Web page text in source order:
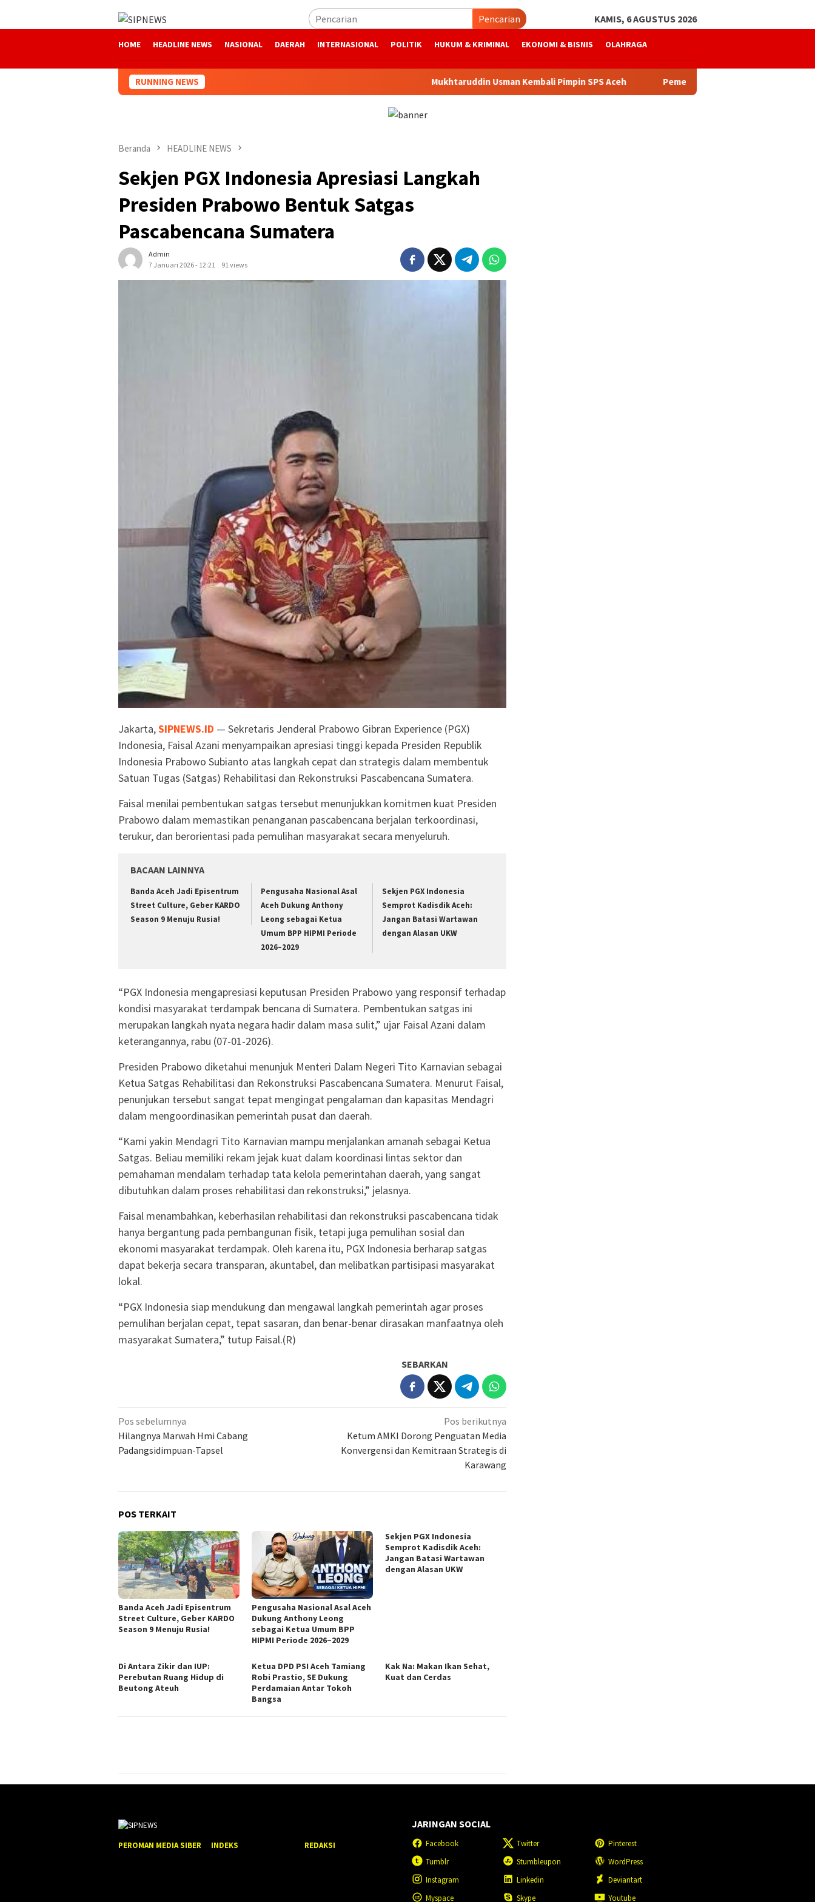
Pencarian KAMIS, 6 AGUSTUS 2026
HOME HEADLINE NEWS NASIONAL DAERAH INTERNASIONAL POLITIK HUKUM & KRIMINAL EKONOMI & BISNIS OLAHRAGA
RUNNING NEWS Mukhtaruddin Usman Kembali Pimpin SPS Aceh Pemerintah Aceh Telusuri Penyebab
Beranda HEADLINE NEWS
Sekjen PGX Indonesia Apresiasi Langkah
Presiden Prabowo Bentuk Satgas
Pascabencana Sumatera
Admin
7 Januari 2026 - 12:21
91 views
Jakarta,SIPNEWS.ID — Sekretaris Jenderal Prabowo Gibran Experience (PGX)
Indonesia, Faisal Azani menyampaikan apresiasi tinggi kepada Presiden Republik
Indonesia Prabowo Subianto atas langkah cepat dan strategis dalam membentuk
Satuan Tugas (Satgas) Rehabilitasi dan Rekonstruksi Pascabencana Sumatera.
Faisal menilai pembentukan satgas tersebut menunjukkan komitmen kuat Presiden
Prabowo dalam memastikan penanganan pascabencana berjalan terkoordinasi,
terukur, dan berorientasi pada pemulihan masyarakat secara menyeluruh.
BACAAN LAINNYA
Banda Aceh Jadi Episentrum
Street Culture, Geber KARDO
Season 9 Menuju Rusia!
Pengusaha Nasional Asal
Aceh Dukung Anthony
Leong sebagai Ketua
Umum BPP HIPMI Periode
2026–2029
Sekjen PGX Indonesia
Semprot Kadisdik Aceh:
Jangan Batasi Wartawan
dengan Alasan UKW
“PGX Indonesia mengapresiasi keputusan Presiden Prabowo yang responsif terhadap
kondisi masyarakat terdampak bencana di Sumatera. Pembentukan satgas ini
merupakan langkah nyata negara hadir dalam masa sulit,” ujar Faisal Azani dalam
keterangannya, rabu (07-01-2026).
Presiden Prabowo diketahui menunjuk Menteri Dalam Negeri Tito Karnavian sebagai
Ketua Satgas Rehabilitasi dan Rekonstruksi Pascabencana Sumatera. Menurut Faisal,
penunjukan tersebut sangat tepat mengingat pengalaman dan kapasitas Mendagri
dalam mengoordinasikan pemerintah pusat dan daerah.
“Kami yakin Mendagri Tito Karnavian mampu menjalankan amanah sebagai Ketua
Satgas. Beliau memiliki rekam jejak kuat dalam koordinasi lintas sektor dan
pemahaman mendalam terhadap tata kelola pemerintahan daerah, yang sangat
dibutuhkan dalam proses rehabilitasi dan rekonstruksi,” jelasnya.
Faisal menambahkan, keberhasilan rehabilitasi dan rekonstruksi pascabencana tidak
hanya bergantung pada pembangunan fisik, tetapi juga pemulihan sosial dan
ekonomi masyarakat terdampak. Oleh karena itu, PGX Indonesia berharap satgas
dapat bekerja secara transparan, akuntabel, dan melibatkan partisipasi masyarakat
lokal.
“PGX Indonesia siap mendukung dan mengawal langkah pemerintah agar proses
pemulihan berjalan cepat, tepat sasaran, dan benar-benar dirasakan manfaatnya oleh
masyarakat Sumatera,” tutup Faisal.(R)
SEBARKAN
Navigasi
pos
Pos sebelumnya
Hilangnya Marwah Hmi Cabang
Padangsidimpuan-Tapsel
Pos berikutnya
Ketum AMKI Dorong Penguatan Media
Konvergensi dan Kemitraan Strategis di
Karawang
POS TERKAIT
Banda Aceh Jadi Episentrum
Street Culture, Geber KARDO
Season 9 Menuju Rusia!
Pengusaha Nasional Asal Aceh
Dukung Anthony Leong
sebagai Ketua Umum BPP
HIPMI Periode 2026–2029
Sekjen PGX Indonesia
Semprot Kadisdik Aceh:
Jangan Batasi Wartawan
dengan Alasan UKW
Di Antara Zikir dan IUP:
Perebutan Ruang Hidup di
Beutong Ateuh
Ketua DPD PSI Aceh Tamiang
Robi Prastio, SE Dukung
Perdamaian Antar Tokoh
Bangsa
Kak Na: Makan Ikan Sehat,
Kuat dan Cerdas
PEROMAN MEDIA SIBER INDEKS REDAKSI
JARINGAN SOCIAL
Facebook Twitter
Pinterest
Tumblr
Stumbleupon
WordPress
Instagram
Linkedin
Deviantart
Myspace
Skype Youtube